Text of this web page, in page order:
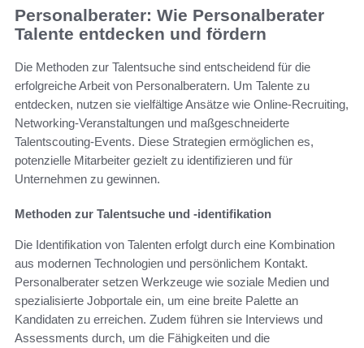
Personalberater: Wie Personalberater
Talente entdecken und fördern
Die Methoden zur Talentsuche sind entscheidend für die
erfolgreiche Arbeit von Personalberatern. Um Talente zu
entdecken, nutzen sie vielfältige Ansätze wie Online-Recruiting,
Networking-Veranstaltungen und maßgeschneiderte
Talentscouting-Events. Diese Strategien ermöglichen es,
potenzielle Mitarbeiter gezielt zu identifizieren und für
Unternehmen zu gewinnen.
Methoden zur Talentsuche und -identifikation
Die Identifikation von Talenten erfolgt durch eine Kombination
aus modernen Technologien und persönlichem Kontakt.
Personalberater setzen Werkzeuge wie soziale Medien und
spezialisierte Jobportale ein, um eine breite Palette an
Kandidaten zu erreichen. Zudem führen sie Interviews und
Assessments durch, um die Fähigkeiten und die